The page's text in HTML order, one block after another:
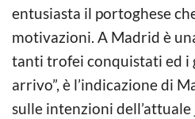
entusiasta il portoghese
motivazioni. A Madrid è
tanti trofei conquistati ed i
arrivo”, è l’indicazione di
sulle intenzioni